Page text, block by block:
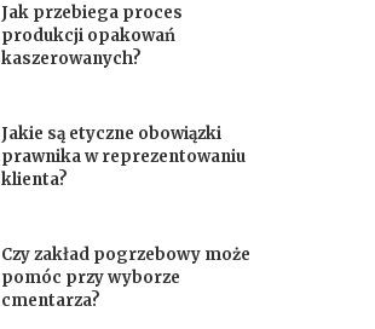
Jak przebiega proces
produkcji opakowań
kaszerowanych?
Jakie są etyczne obowiązki
prawnika w reprezentowaniu
klienta?
Czy zakład pogrzebowy może
pomóc przy wyborze
cmentarza?